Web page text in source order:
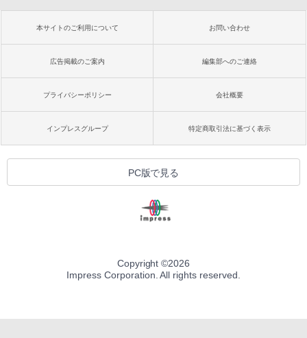
本サイトのご利用について お問い合わせ
広告掲載のご案内 編集部へのご連絡
プライバシーポリシー 会社概要
インプレスグループ 特定商取引法に基づく表示
PC版で見る
Copyright ©2026
Impress Corporation. All rights reserved.